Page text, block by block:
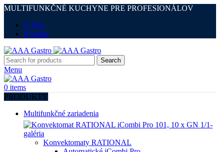
MULTIFUNKČNÉ KUCHYNE PRE PROFESIONÁLOV
O Nás
Kontakt
Search
Menu
0 items
PRODUKTY
Multifunkčné zariadenia
Konvektomaty RATIONAL